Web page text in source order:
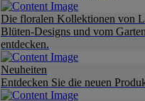
Die floralen Kollektionen von
Blüten-Designs und vom
entdecken.
Neuheiten
Entdecken Sie die neuen